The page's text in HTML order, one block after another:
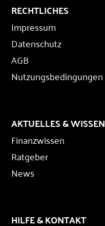
RECHTLICHES
Impressum
Datenschutz
AGB
Nutzungsbedingungen
AKTUELLES & WISSEN
Finanzwissen
Ratgeber
News
HILFE & KONTAKT